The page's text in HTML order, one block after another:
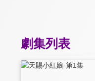
劇集列表